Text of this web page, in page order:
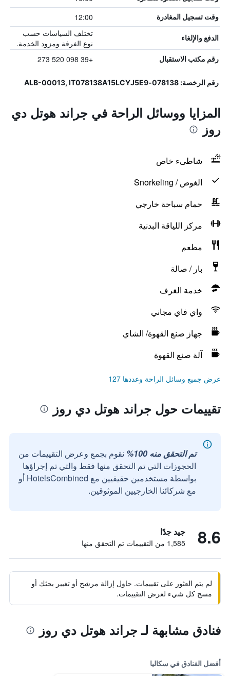
وقت تسجيل المغادرة 12:00
الدفع والإلغاء
تختلف السياسات حسب
نوع الغرفة ومزود الخدمة.
رقم مكتب الاستقبال +39 098 520 273
رقم الرخصة: 078138-ALB-00013, IT078138A15LCYJ5E9
المزايا ووسائل الراحة في جراند هوتل دي
روز
شاطىء خاص
الغوص / Snorkeling
حمام سباحة خارجي
مركز اللياقة البدنية
مطعم
بار / صالة
خدمة الغرف
واي فاي مجاني
جهاز صنع القهوة/ الشاي
آلة صنع القهوة
عرض جميع وسائل الراحة وعددها 127
تقييمات حول جراند هوتل دي روز
تم التحقق منه 100%
نقوم بجمع وعرض التقييمات من
الحجوزات التي تم التحقق منها فقط والتي تم إجراؤها
بواسطة مستخدمين حقيقيين مع HotelsCombined أو
مع شركائنا الخارجيين الموثوقين.
8.6 جيد جدًا
1,585 من التقييمات تم التحقق منها
لم يتم العثور على تقييمات. حاول إزالة مرشح أو تغيير بحثك أو
مسح كل شيء لعرض التقييمات.
فنادق مشابهة لـ جراند هوتل دي روز
أفضل الفنادق في سكاليا